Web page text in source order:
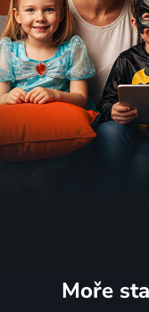
Moře